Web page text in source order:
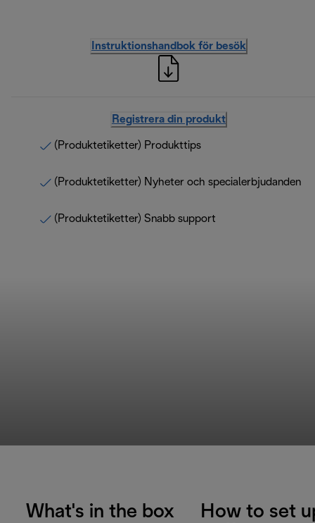
Instruktionshandbok för besök
Registrera din produkt
(Produktetiketter) Produkttips
(Produktetiketter) Nyheter och specialerbjudanden
(Produktetiketter) Snabb support
What's in the box
How to set